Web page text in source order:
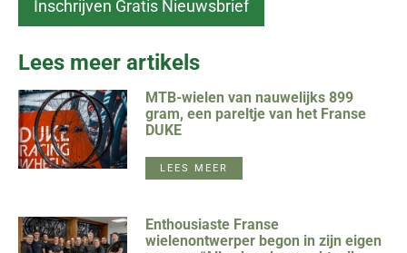
Lees meer artikels
MTB-wielen van nauwelijks 899
gram, een pareltje van het Franse
DUKE
LEES MEER
Enthousiaste Franse
wielenontwerper begon in zijn eigen